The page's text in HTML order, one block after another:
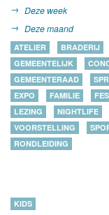
Deze week
Deze maand
ATELIER BRADERIJ
GEMEENTELIJK
GEMEENTERAAD
EXPO
FAMILIE
LEZING
NIGHTLIFE
VOORSTELLING
RONDLEIDING
KIDS